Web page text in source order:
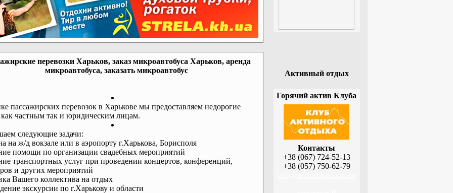
перевозки Харьков, заказ микроавтобуса Харьков, аренда
микроавтобуса, заказать микроавтобус
пассажирских перевозок в Харькове мы предоставляем недорогие
как частным так и юридическим лицам.
следующие задачи:
на ж/д вокзале или в аэропорту г.Харькова, Борисполя
помощи по организации свадебных мероприятий
транспортных услуг при проведении концертов, конференций,
и других мероприятий
Вашего коллектива на отдых
экскурсии по г.Харькову и области
Активный отдых
Горячий актив Клуба
Контакты
+38 (067) 724-52-13
+38 (057) 750-62-79